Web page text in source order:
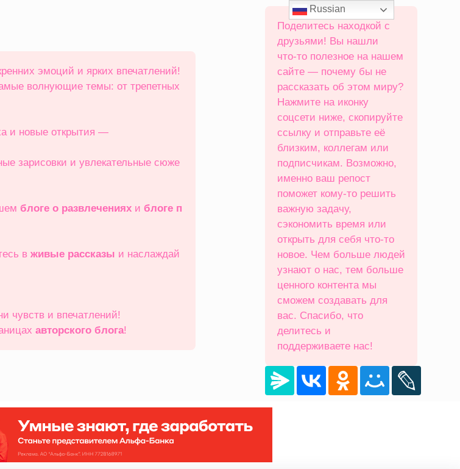
эмоций и ярких впечатлений!
волнующие темы: от трепетных
и новые открытия —
зарисовки и увлекательные сюже
блоге о развлечениях и блоге п
в живые рассказы и наслаждай
чувств и впечатлений!
авторского блога!
Поделитесь находкой с
друзьями! Вы нашли
что‑то полезное на нашем
сайте — почему бы не
рассказать об этом миру?
Нажмите на иконку
соцсети ниже, скопируйте
ссылку и отправьте её
близким, коллегам или
подписчикам. Возможно,
именно ваш репост
поможет кому‑то решить
важную задачу,
сэкономить время или
открыть для себя что‑то
новое. Чем больше людей
узнают о нас, тем больше
ценного контента мы
сможем создавать для
вас. Спасибо, что
делитесь и
поддерживаете нас!
Russian